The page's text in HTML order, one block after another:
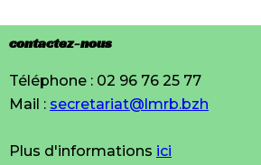
contactez-nous
Téléphone : 02 96 76 25 77
Mail : secretariat@lmrb.bzh
Plus d'informations ici